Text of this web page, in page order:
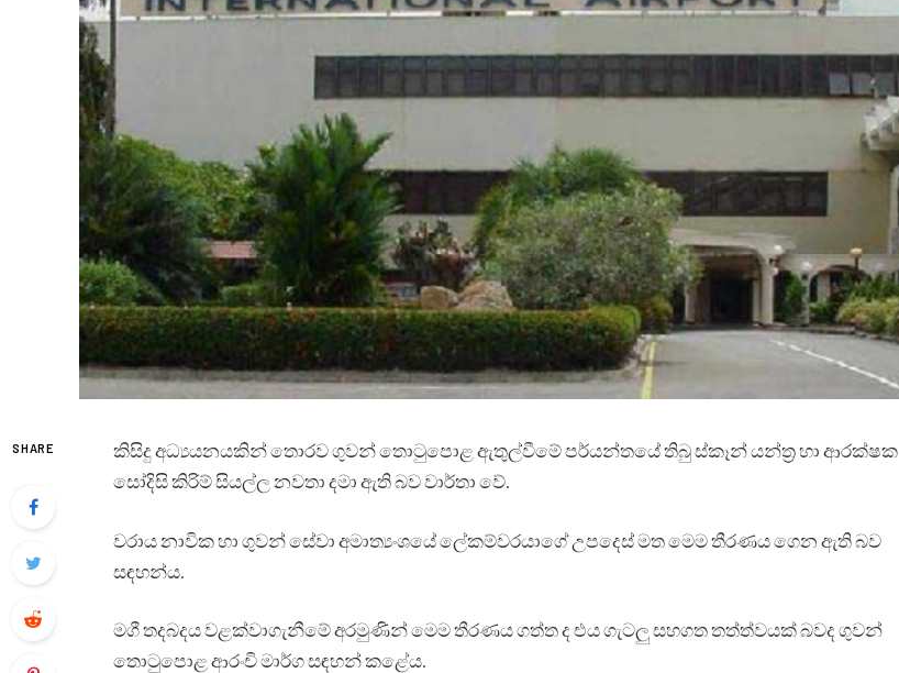
SHARE
කිසිදු අධ්‍යයනයකින් තොරව ගුවන් තොටුපොළ ඇතුල්වීමේ පර්යන්තයේ තිබු ස්කෑන් යන්ත්‍ර හා ආරක්ෂක
සෝදිසි කිරිම් සියල්ල නවතා දමා ඇති බව වාර්තා වේ.
වරාය නාවික හා ගුවන් සේවා අමාත්‍යංශයේ ලේකම්වරයාගේ උපදෙස් මත මෙම තීරණය ගෙන ඇති බව
සඳහන්ය.
මගී තදබදය වළක්වාගැනීමේ අරමුණින් මෙම තීරණය ගත්ත ද එය ගැටලු සහගත තත්ත්වයක් බවද ගුවන්
තොටුපොළ ආරංචි මාර්ග සඳහන් කළේය.